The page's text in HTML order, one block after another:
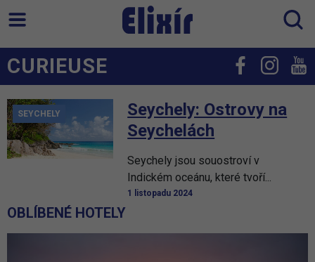
CURIEUSE
1 listopadu 2024
SEYCHELY
Seychely: Ostrovy na
Seychelách
Seychely jsou souostroví v
Indickém oceánu, které tvoří...
OBLÍBENÉ HOTELY